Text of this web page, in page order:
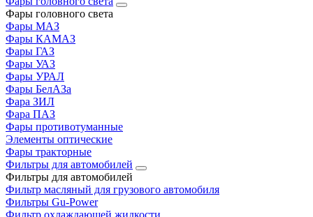
Фары головного света
Фары МАЗ
Фары КАМАЗ
Фары ГАЗ
Фары УАЗ
Фары УРАЛ
Фары БелАЗа
Фара ЗИЛ
Фара ПАЗ
Фары противотуманные
Элементы оптические
Фары тракторные
Фильтры для автомобилей
Фильтры для автомобилей
Фильтр масляный для грузового автомобиля
Фильтры Gu-Power